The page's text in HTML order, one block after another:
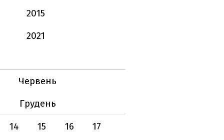
2015
2021
Червень
Грудень
14
15 16 17